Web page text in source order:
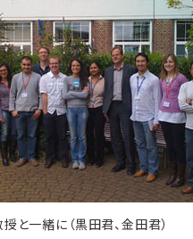
と一緒に（黒田君、金田君）